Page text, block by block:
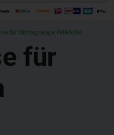
für Montegrappa Pelletofen
für